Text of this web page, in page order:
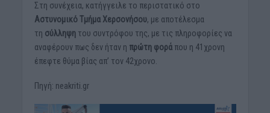
Στη συνέχεια, κατήγγειλε το περιστατικό στο
Αστυνομικό Τμήμα Χερσονήσου, με αποτέλεσμα
τη σύλληψη του συντρόφου της, με τις πληροφορίες να
αναφέρουν πως δεν ήταν η πρώτη φοράπου η 41χρονη
έπεφτε θύμα βίας απ’ τον 42χρονο.
Πηγή: neakriti.gr